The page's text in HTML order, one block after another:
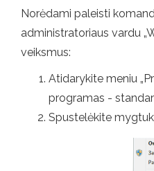
Norėdami paleisti
administratoriaus vardu
veiksmus:
Atidarykite meniu
programas -
Spustelėkite